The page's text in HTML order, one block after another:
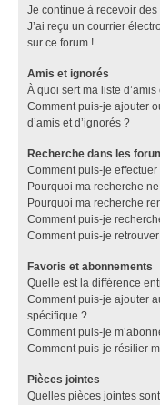
Je continue à recevoir
J’ai reçu un courrier
sur ce forum !
Amis et ignorés
À quoi sert ma liste d’amis
Comment puis-je ajouter
d’amis et d’ignorés ?
Recherche dans les
Comment puis-je
Pourquoi ma recherche
Pourquoi ma recherche
Comment puis-je
Comment puis-je
Favoris et abonnements
Quelle est la différence
Comment puis-je ajouter
spécifique ?
Comment puis-je
Comment puis-je résilier
Pièces jointes
Quelles pièces jointes